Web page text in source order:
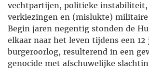
vechtpartijen, politieke instabiliteit,
verkiezingen en (mislukte) militaire
Begin jaren negentig stonden de
elkaar naar het leven tijdens een 12
burgeroorlog, resulterend in een
genocide met afschuwelijke